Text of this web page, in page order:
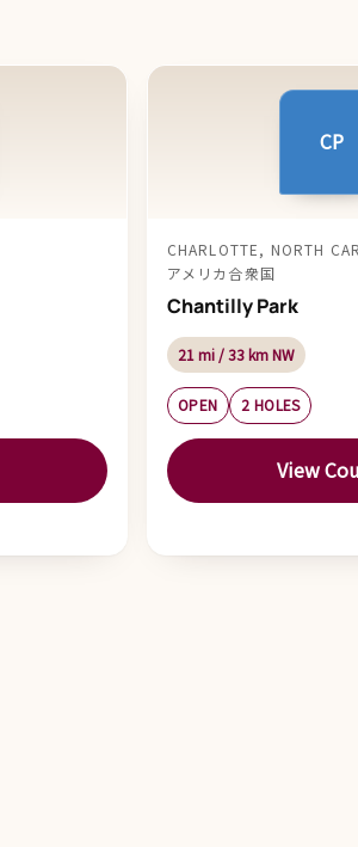
CP
CHARLOTTE, NORTH
アメリカ合衆国
Chantilly Park
21 mi / 33 km NW
OPEN 2 HOLES
View